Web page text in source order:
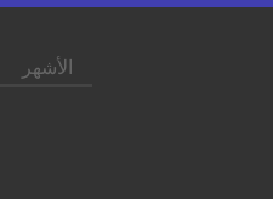
الأشهر